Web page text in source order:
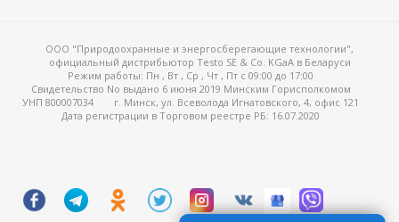
ООО "Природоохранные и энергосберегающие технологии",
официальный дистрибьютор Testo SE & Co. KGaA в Беларуси
Режим работы: Пн , Вт , Ср , Чт , Пт c 09:00 до 17:00
Свидетельство No выдано 6 июня 2019 Минским Горисполкомом
УНП 800007034
г. Минск, ул. Всеволода Игнатовского, 4, офис 121
Дата регистрации в Торговом реестре РБ: 16.07.2020